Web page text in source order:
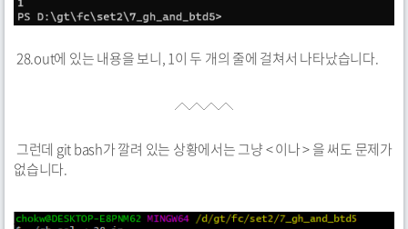
28.out에 있는 내용을 보니, 1이 두 개의 줄에 걸쳐서 나타났습니다.
그런데 git bash가 깔려 있는 상황에서는 그냥 < 이나 > 을 써도 문제가
없습니다.